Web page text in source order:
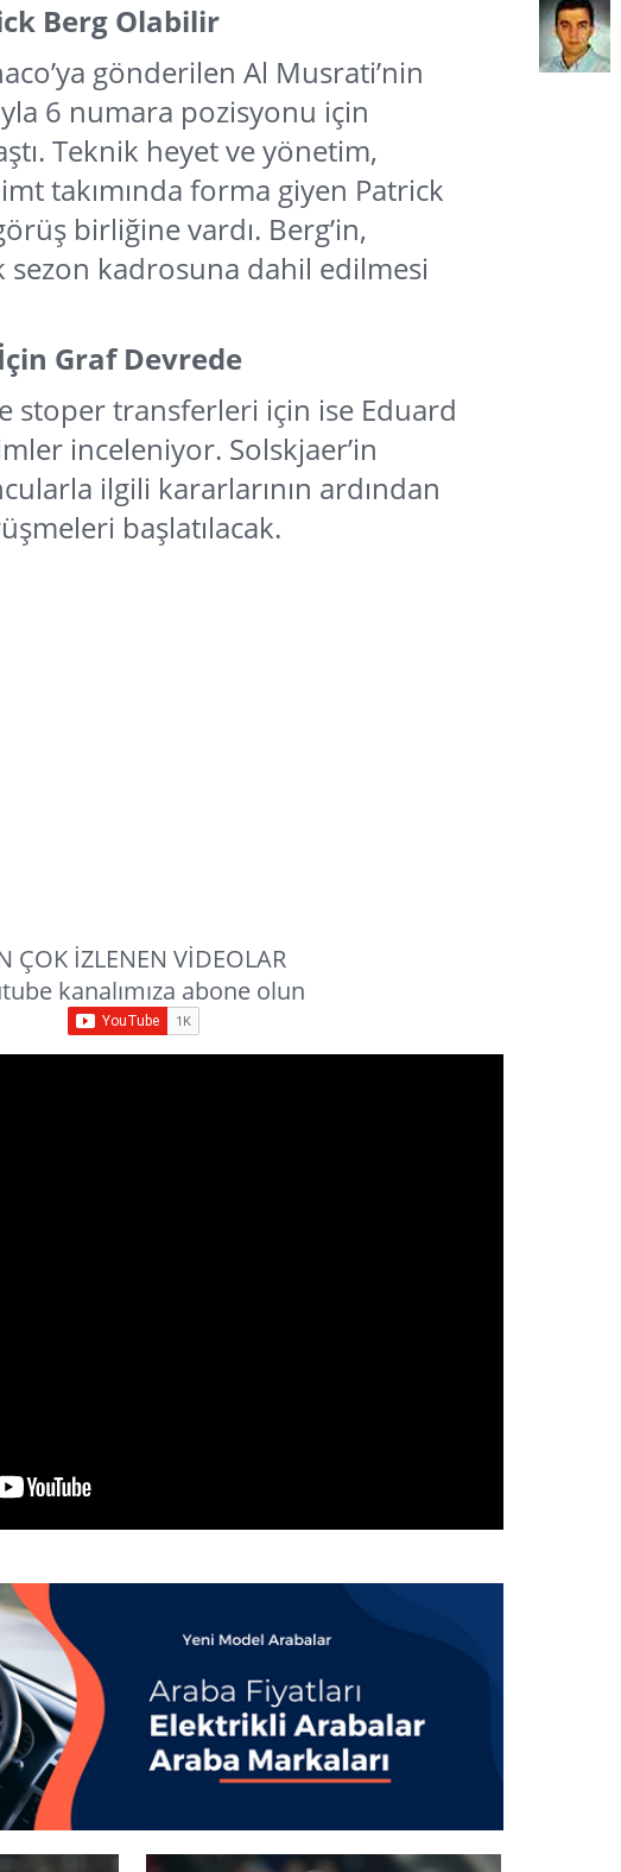
Berg Olabilir
gönderilen Al Musrati’nin
6 numara pozisyonu için
Teknik heyet ve yönetim,
takımında forma giyen Patrick
birliğine vardı. Berg’in,
sezon kadrosuna dahil edilmesi
Graf Devrede
stoper transferleri için ise Eduard
inceleniyor. Solskjaer’in
ilgili kararlarının ardından
başlatılacak.
ÇOK İZLENEN VİDEOLAR
kanalımıza abone olun